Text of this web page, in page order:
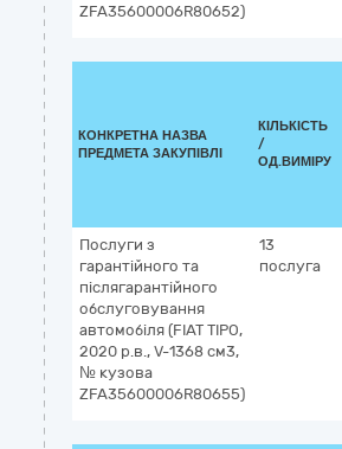
ZFA35600006R80652)
КОНКРЕТНА НАЗВА
ПРЕДМЕТА ЗАКУПІВЛІ
КІЛЬКІСТЬ
/
ОД.ВИМІРУ
Послуги з
гарантійного та
післягарантійного
обслуговування
автомобіля (FIAT TIPO,
2020 р.в., V-1368 см3,
№ кузова
ZFA35600006R80655)
13
послуга